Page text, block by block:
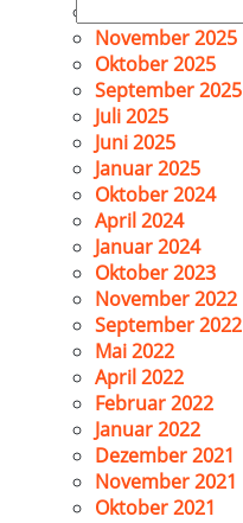
nach:
November 2025
Oktober 2025
September 2025
Juli 2025
Juni 2025
Januar 2025
Oktober 2024
April 2024
Januar 2024
Oktober 2023
November 2022
September 2022
Mai 2022
April 2022
Februar 2022
Januar 2022
Dezember 2021
November 2021
Oktober 2021